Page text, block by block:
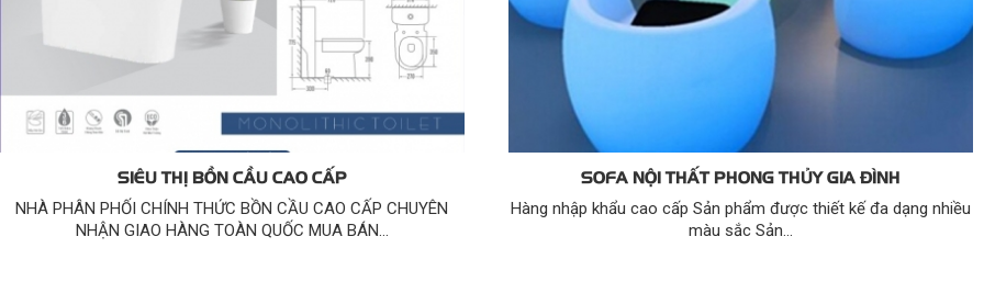
SIÊU THỊ BỒN CẦU CAO CẤP
NHÀ PHÂN PHỐI CHÍNH THỨC BỒN CẦU CAO CẤP CHUYÊN
NHẬN GIAO HÀNG TOÀN QUỐC MUA BÁN...
SOFA NỘI THẤT PHONG THỦY GIA ĐÌNH
Hàng nhập khẩu cao cấp Sản phẩm được thiết kế đa dạng nhiều
màu sắc Sản...